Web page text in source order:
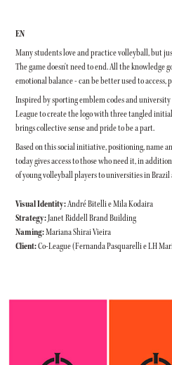
EN
Many students love and practice volleyball, but
The game doesn't need to end. All the
emotional balance - can be better used to
Inspired by sporting emblem codes and university
League to create the logo with three tangled
brings collective sense and pride to be a part.
Based on this social initiative, positioning, name
today gives access to those who need it, in
of young volleyball players to universities in
Visual Identity:André Bitelli e Mila Kodaira
Strategy:Janet Riddell Brand Building
Naming:Mariana Shirai Vieira​​​​​​​
Client:Co-League (Fernanda Pasquarelli e LH